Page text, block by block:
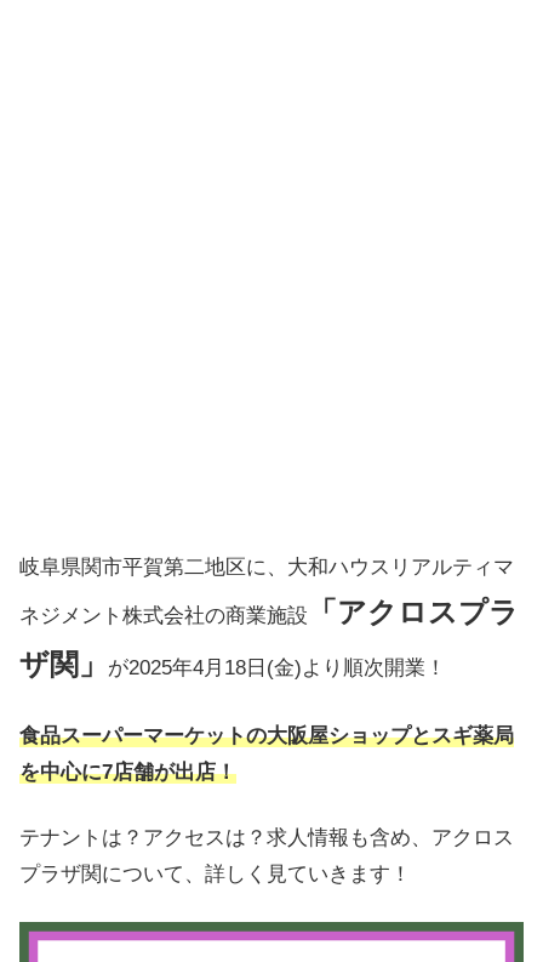
岐阜県関市平賀第二地区に、大和ハウスリアルティマ
ネジメント株式会社の商業施設
「アクロスプラ
ザ関」
が2025年4月18日(金)より順次開業！
食品スーパーマーケットの大阪屋ショップとスギ薬局
を中心に7店舗が出店！
テナントは？アクセスは？求人情報も含め、アクロス
プラザ関について、詳しく見ていきます！